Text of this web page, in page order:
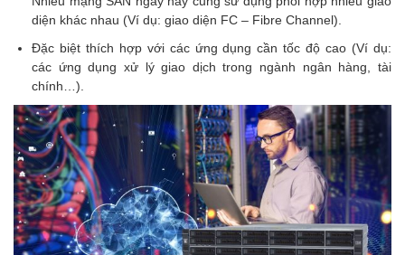
diện khác nhau (Ví dụ: giao diện FC – Fibre Channel).
Đặc biệt thích hợp với các ứng dụng cần tốc độ cao (Ví dụ:
các ứng dụng xử lý giao dịch trong ngành ngân hàng, tài
chính…).